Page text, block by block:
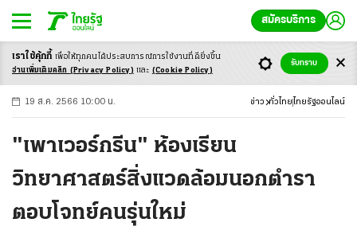
สมัครบริการ
-ก ก ก+
19 ส.ค. 2566 10:00 น. ข่าว ทั่วไทย ไทยรัฐออนไลน์
"เพาเวอร์กรีน" ห้องเรียน
วิทยาศาสตร์สิ่งแวดล้อมนอกตำรา
ตอบโจทย์คนรุ่นใหม่
เราใช้คุ้กกี้ เพื่อให้ทุกคนได้ประสบการณ์การใช้งานที่ดียิ่งขึ้น
อ่านเพิ่มเติมคลิก (Privacy Policy) และ (Cookie Policy)
รับทราบ